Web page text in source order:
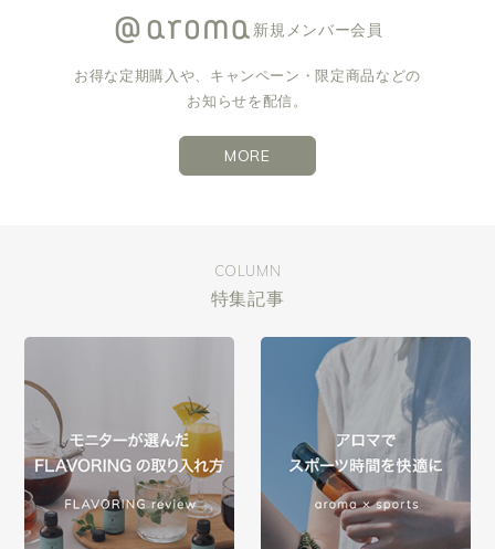
新規メンバー会員
お得な定期購入や、キャンペーン・限定商品などの
お知らせを配信。
MORE
COLUMN
特集記事